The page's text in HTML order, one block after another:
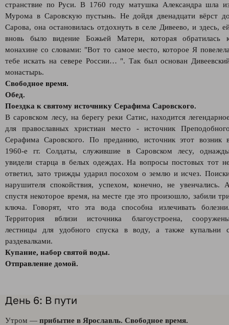
странствие по Руси. В 1760 году матушка Александра шла
Мурома в Саровскую пустынь. Не дойдя двенадцати вёрст
Сарова, она остановилась отдохнуть в селе Дивеево, и здесь,
вновь было видение Божьей Матери, которая обратилась
монахине со словами: "Вот то самое место, которое Я
тебе искать на севере России… ". Так был основан
монастырь.
Свободное время.
Обед.
Поездка к святому источнику Серафима Саровского.
В саровском лесу, на берегу реки Сатис, находится
для православных христиан место - источник
Серафима Саровского. По преданию, источник этот возник
1960-е гг. Солдаты, служившие в Саровском лесу,
увидели старца в белых одеждах. На вопросы постовых тот
ответил, зато трижды ударил посохом о землю и исчез.
нарушителя спокойствия, успехом, конечно, не увенчались.
спустя некоторое время, на месте где это произошло, забили
ключа. Говорят, что эта вода способна излечивать
Территория вблизи источника благоустроена,
лестницы для удобного спуска в воду, а также купальни
раздевалками.
Купание, набор святой воды.
Отправление домой.
День 6: В пути
Утром — прибытие в Ярославль. Свободное время.